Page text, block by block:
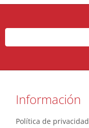
Información
Política de privacidad